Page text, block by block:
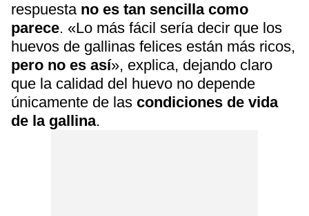
respuesta no es tan sencilla como
parece. «Lo más fácil sería decir que los
huevos de gallinas felices están más ricos,
pero no es así», explica, dejando claro
que la calidad del huevo no depende
únicamente de las condiciones de vida
de la gallina.